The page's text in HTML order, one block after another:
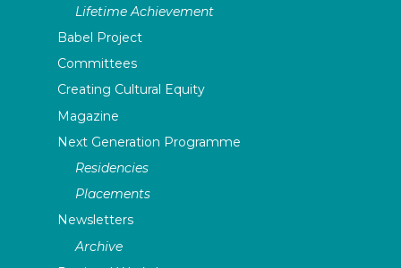
Lifetime Achievement
Babel Project
Committees
Creating Cultural Equity
Magazine
Next Generation Programme
Residencies
Placements
Newsletters
Archive